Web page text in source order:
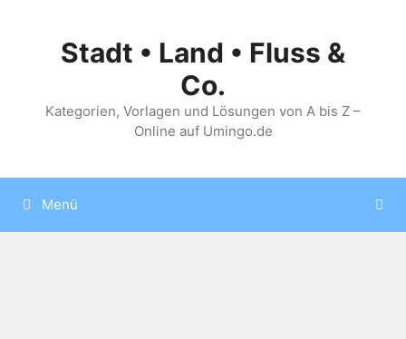
springenStadt • Land • Fluss &
Co.
Kategorien, Vorlagen und Lösungen von A bis Z –
Online auf Umingo.de
Menü